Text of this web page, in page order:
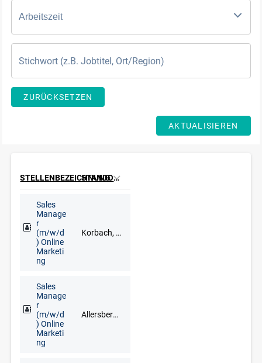
Arbeitszeit
ZURÜCKSETZEN
AKTUALISIEREN
STELLENBEZEICHNUNG STANDORT
Sales
Manage
r
(m/w/d
) Online
Marketi
ng
Korbach, Brilon, Frankenberg, Fritzlar, Fuldabrück, Kassel, Kirchhain, Marburg, Meschede, Schwalmstadt, Siegen
Sales
Manage
r
(m/w/d
) Online
Marketi
ng
Allersberg, Greding, Ingolstadt, Neumarkt in der Oberpfalz, Nürnberg, Roth